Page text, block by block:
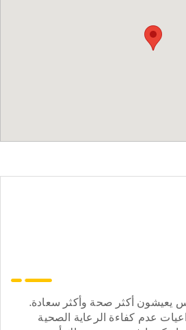
يعيشون أكثر صحة وأكثر سعادة.
عدم كفاءة الرعاية الصحية